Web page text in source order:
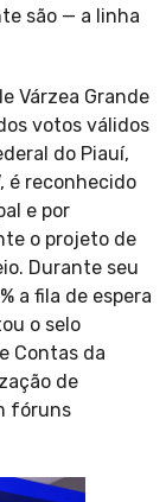
são — a linha
Várzea Grande
votos válidos
do Piauí,
é reconhecido
e por
o projeto de
Durante seu
a fila de espera
o selo
Contas da
de
fóruns